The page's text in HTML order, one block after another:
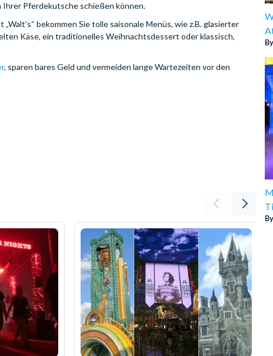
Ihrer Pferdekutsche schießen können.
bekommen Sie tolle saisonale Menüs, wie z.B. glasierter
Käse, ein traditionelles Weihnachtsdessert oder klassisch,
, sparen bares Geld und vermeiden lange Wartezeiten vor den
By
By